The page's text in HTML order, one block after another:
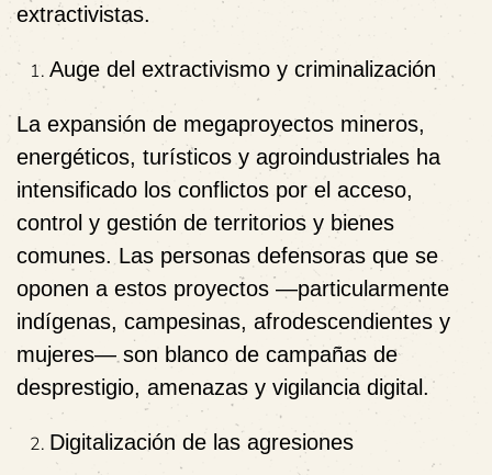
extractivistas.
Auge del extractivismo y criminalización
La expansión de megaproyectos mineros,
energéticos, turísticos y agroindustriales ha
intensificado los conflictos por el acceso,
control y gestión de territorios y bienes
comunes. Las personas defensoras que se
oponen a estos proyectos —particularmente
indígenas, campesinas, afrodescendientes y
mujeres— son blanco de campañas de
desprestigio, amenazas y vigilancia digital.
Digitalización de las agresiones